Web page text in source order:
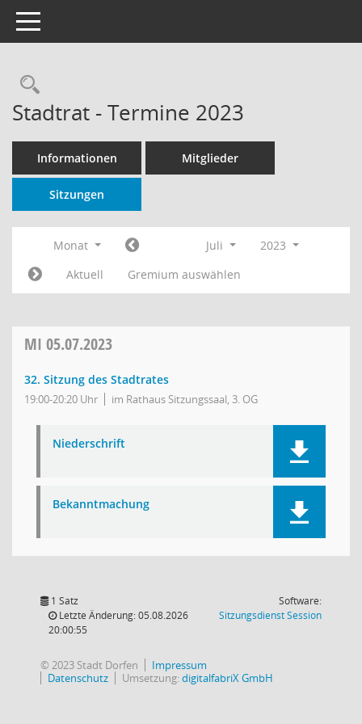
Toggle navigation
Rechercheauswahl
Stadtrat - Termine 2023
Informationen Mitglieder
Sitzungen
Monat Juli
2023
Aktuell
Gremium auswählen
MI 05.07.2023
32. Sitzung des Stadtrates
19:00-20:20 Uhr im Rathaus Sitzungssaal, 3. OG
Niederschrift
Bekanntmachung
1 Satz
Letzte Änderung: 05.08.2026
20:00:55
Software:
SitzungsdienstSession(Wird in
© 2023 Stadt Dorfen
Impressum
Datenschutz
Umsetzung:digitalfabriX GmbH